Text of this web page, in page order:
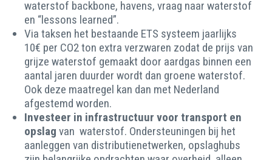
waterstof backbone, havens, vraag naar waterstof
en “lessons learned”.
Via taksen het bestaande ETS systeem jaarlijks
10€ per CO2 ton extra verzwaren zodat de prijs van
grijze waterstof gemaakt door aardgas binnen een
aantal jaren duurder wordt dan groene waterstof.
Ook deze maatregel kan dan met Nederland
afgestemd worden.
Investeer in infrastructuur voor transport en
opslag van waterstof. Ondersteuningen bij het
aanleggen van distributienetwerken, opslaghubs